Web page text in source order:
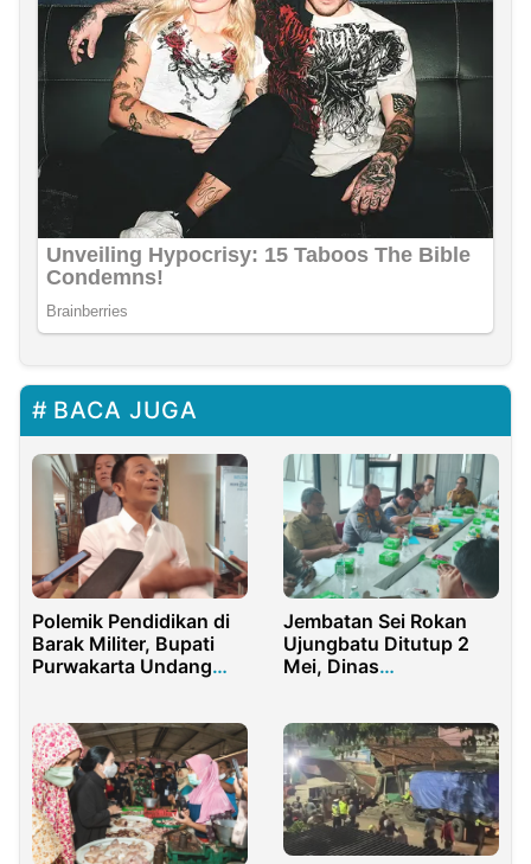
BACA JUGA
Polemik Pendidikan di
Barak Militer, Bupati
Purwakarta Undang
Jembatan Sei Rokan
Ujungbatu Ditutup 2
Mei, Dinas
Survei Lapangan